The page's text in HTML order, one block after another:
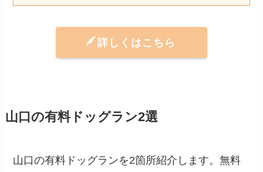
詳しくはこちら
山口の有料ドッグラン2選
山口の有料ドッグランを2箇所紹介します。無料